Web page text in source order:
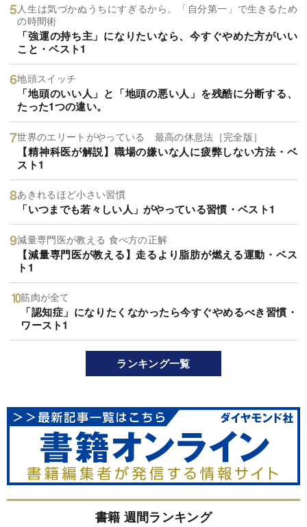
人生は気づかぬうちにすぎるから。「自分第一」で生きるため
の時間術
「強運の持ち主」になりたいなら、今すぐやめた方がいい
こと・ベスト1
地頭スイッチ
「地頭のいい人」と「地頭の悪い人」を残酷に分断する、
たった1つの違い。
世界のエリートがやっている 最高の休息法［完全版］
【精神科医が解説】職場の嫌いな人に疲弊しない方法・ベ
スト1
あきれるほど小さい習慣
「いつまでも若々しい人」がやっている習慣・ベスト1
減量専門医が教える 食べ方の正解
【減量専門医が教える】走るより脂肪が燃える運動・ベス
ト1
筋肉が全て
「認知症」になりたくなかったら今すぐやめるべき習慣・
ワースト1
ランキング一覧
書籍 週間ランキング